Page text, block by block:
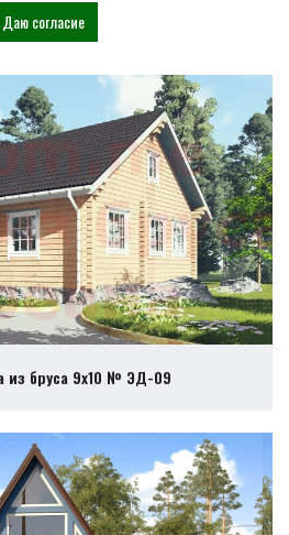
Даю согласие
из бруса 9х10 № ЭД-09